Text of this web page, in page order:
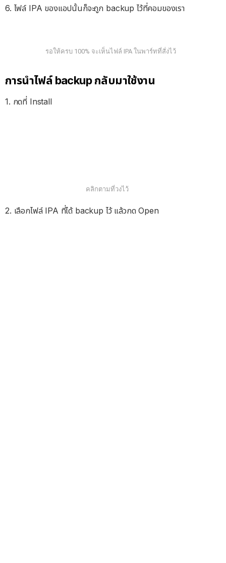
6. ไฟล์ IPA ของแอปนั้นก็จะถูก backup ไว้ที่คอมของเรา
รอให้ครบ 100% จะเห็นไฟล์ IPA ในพาร์ทที่สั่งไว้
การนำไฟล์ backup กลับมาใช้งาน
1. กดที่ Install
คลิกตามที่วงไว้
2. เลือกไฟล์ IPA ที่ได้ backup ไว้ แล้วกด Open